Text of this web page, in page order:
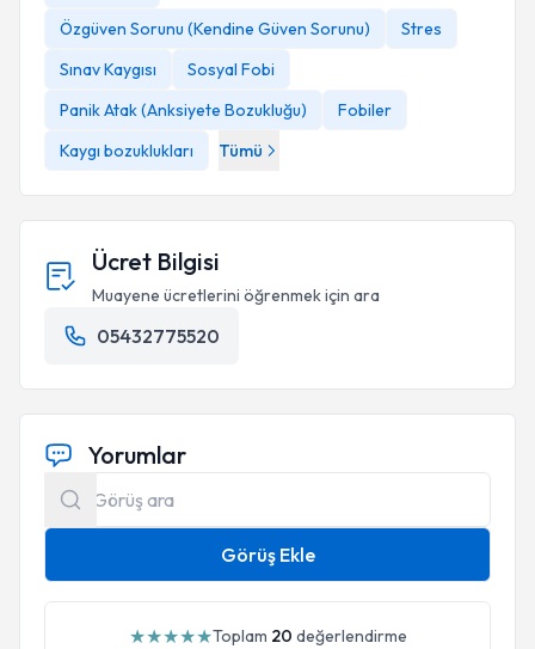
Özgüven Sorunu (Kendine Güven Sorunu)
Stres
Sınav Kaygısı
Sosyal Fobi
Panik Atak (Anksiyete Bozukluğu)
Fobiler
Kaygı bozuklukları
Tümü
Ücret Bilgisi
Muayene ücretlerini öğrenmek için ara
05432775520
Yorumlar
Görüş Ekle
★★★★★Toplam 20 değerlendirme